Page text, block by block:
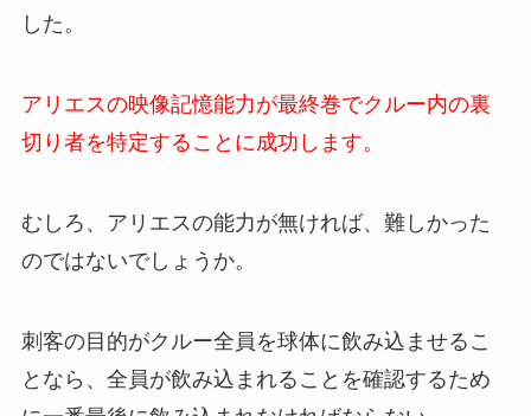
した。
アリエスの映像記憶能力が最終巻でクルー内の裏
切り者を特定することに成功します。
むしろ、アリエスの能力が無ければ、難しかった
のではないでしょうか。
刺客の目的がクルー全員を球体に飲み込ませるこ
となら、全員が飲み込まれることを確認するため